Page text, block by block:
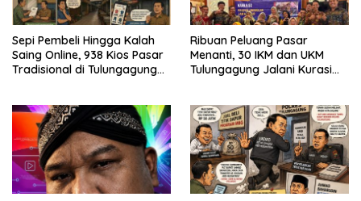
Sepi Pembeli Hingga Kalah
Saing Online, 938 Kios Pasar
Tradisional di Tulungagung
Ribuan Peluang Pasar
Menanti, 30 IKM dan UKM
Tulungagung Jalani Kurasi